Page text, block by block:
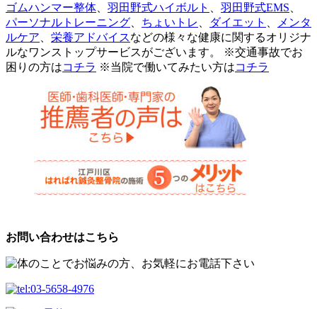
ゴムハンマー整体 羽田野式ハイボルト 羽田野式EMS
パーソナルトレーニング
ちょいトレ ダイエット
メンタ
ルケア
栄養アドバイスなどの様々な健康に関するオリジナ
ルなワンストップサービスがございます。 ※交通事故でお
困りの方はコチラ ※当院で働いてみたい方はコチラ
お問い合わせはこちら